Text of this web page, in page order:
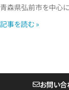
青森県弘前市を中心
記事を読む »
お問い合